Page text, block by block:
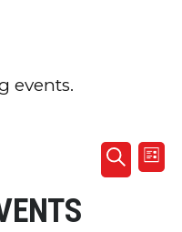
events.
SEARCH
LIST